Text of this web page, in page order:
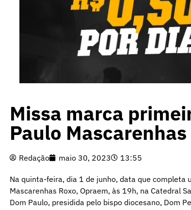
Missa marca
Paulo Mascarenhas
Redação maio 30, 2023 13:55
Na quinta-feira, dia 1 de junho, data que completa
Mascarenhas Roxo, Opraem, às 19h, na Catedral
Dom Paulo, presidida pelo bispo diocesano, Dom